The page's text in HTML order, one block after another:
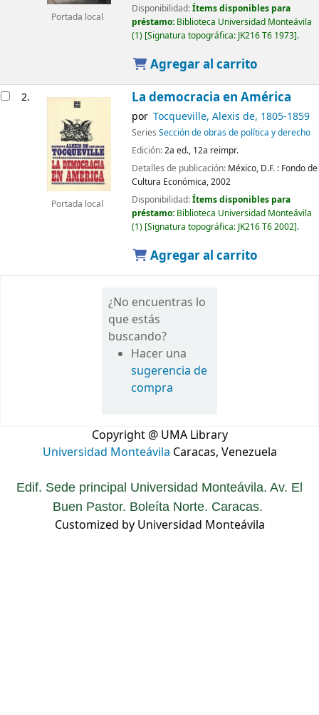
Portada local
Disponibilidad:Ítems disponibles para
préstamo: Biblioteca Universidad Monteávila
(1) Signatura topográfica: JK216 T6 1973 .
Agregar al carrito
2.
Portada local
La democracia en América
por Tocqueville, Alexis de, 1805-1859
Series Sección de obras de política y derecho
Edición:2a ed., 12a reimpr.
Detalles de publicación: México, D.F. : Fondo de
Cultura Económica,2002
Disponibilidad:Ítems disponibles para
préstamo: Biblioteca Universidad Monteávila
(1) Signatura topográfica: JK216 T6 2002 .
Agregar al carrito
¿No encuentras lo
que estás
buscando?
Hacer una
sugerencia de
compra
Copyright @ UMA Library
Universidad Monteávila Caracas, Venezuela
Edif. Sede principal Universidad Monteávila. Av. El
Buen Pastor. Boleíta Norte. Caracas.
Customized by Universidad Monteávila